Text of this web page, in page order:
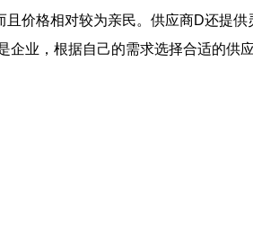
价格相对较为亲民。供应商D还提供
业，根据自己的需求选择合适的供